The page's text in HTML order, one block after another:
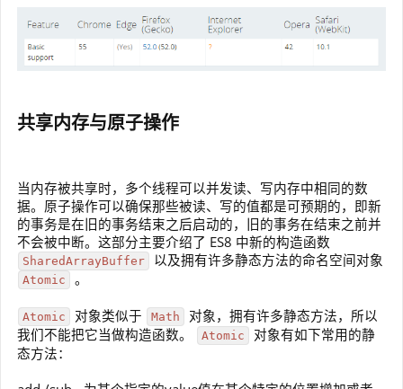
共享内存与原子操作
当内存被共享时，多个线程可以并发读、写内存中相同的数
据。原子操作可以确保那些被读、写的值都是可预期的，即新
的事务是在旧的事务结束之后启动的，旧的事务在结束之前并
不会被中断。这部分主要介绍了 ES8 中新的构造函数
SharedArrayBuffer 以及拥有许多静态方法的命名空间对象
Atomic 。
Atomic 对象类似于 Math
对象，拥有许多静态方法，所以
我们不能把它当做构造函数。
Atomic
对象有如下常用的静
态方法：